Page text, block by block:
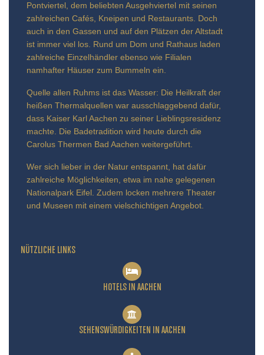
Pontviertel, dem beliebten Ausgehviertel mit seinen
zahlreichen Cafés, Kneipen und Restaurants. Doch
auch in den Gassen und auf den Plätzen der Altstadt
ist immer viel los. Rund um Dom und Rathaus laden
zahlreiche Einzelhändler ebenso wie Filialen
namhafter Häuser zum Bummeln ein.
Quelle allen Ruhms ist das Wasser: Die Heilkraft der
heißen Thermalquellen war ausschlaggebend dafür,
dass Kaiser Karl Aachen zu seiner Lieblingsresidenz
machte. Die Badetradition wird heute durch die
Carolus Thermen Bad Aachen weitergeführt.
Wer sich lieber in der Natur entspannt, hat dafür
zahlreiche Möglichkeiten, etwa im nahe gelegenen
Nationalpark Eifel. Zudem locken mehrere Theater
und Museen mit einem vielschichtigen Angebot.
NÜTZLICHE LINKS
HOTELS IN AACHEN
SEHENSWÜRDIGKEITEN IN AACHEN